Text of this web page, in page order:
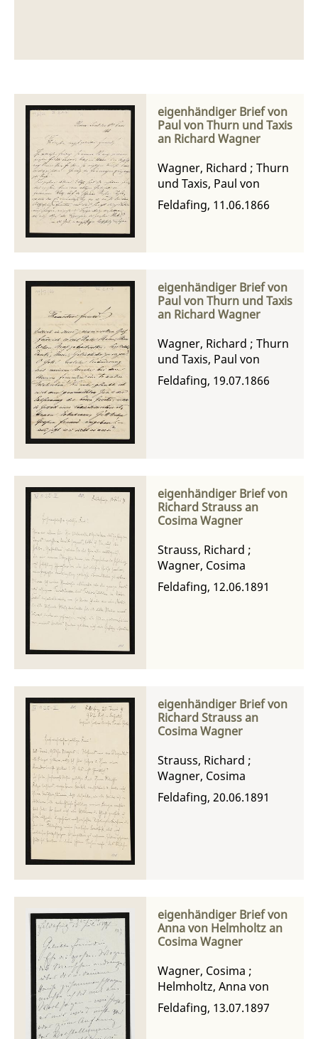
eigenhändiger Brief von
Paul von Thurn und Taxis
an Richard Wagner
Wagner, Richard ; Thurn
und Taxis, Paul von
Feldafing, 11.06.1866
eigenhändiger Brief von
Paul von Thurn und Taxis
an Richard Wagner
Wagner, Richard ; Thurn
und Taxis, Paul von
Feldafing, 19.07.1866
eigenhändiger Brief von
Richard Strauss an
Cosima Wagner
Strauss, Richard ;
Wagner, Cosima
Feldafing, 12.06.1891
eigenhändiger Brief von
Richard Strauss an
Cosima Wagner
Strauss, Richard ;
Wagner, Cosima
Feldafing, 20.06.1891
eigenhändiger Brief von
Anna von Helmholtz an
Cosima Wagner
Wagner, Cosima ;
Helmholtz, Anna von
Feldafing, 13.07.1897